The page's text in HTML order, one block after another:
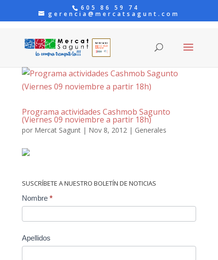
605 86 59 74
gerencia@mercatsagunt.com
Programa actividades Cashmob Sagunto
(Viernes 09 noviembre a partir 18h)
por Mercat Sagunt| Nov 8, 2012| Generales
SUSCRÍBETE A NUESTRO BOLETÍN DE NOTICIAS
Contact
Nombre *
Apellidos